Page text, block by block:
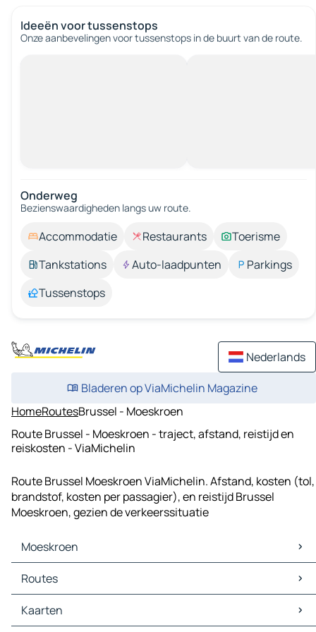
Ideeën voor tussenstops
Onze aanbevelingen voor tussenstops in de buurt van de route.
Onderweg
Bezienswaardigheden langs uw route.
Accommodatie Restaurants
Toerisme
Tankstations
Auto-laadpunten
Parkings
Tussenstops
Nederlands
Bladeren op ViaMichelin Magazine
HomeRoutesBrussel - Moeskroen
Route Brussel - Moeskroen - traject, afstand, reistijd en
reiskosten - ViaMichelin
Route Brussel Moeskroen ViaMichelin. Afstand, kosten (tol,
brandstof, kosten per passagier), en reistijd Brussel
Moeskroen, gezien de verkeerssituatie
Moeskroen
Moeskroen Kaarten
Moeskroen Verkeer
Moeskroen Hotels
Moeskroen Restaurants
Routes
Routes Moeskroen - Rijsel
Routes Moeskroen - Kortrijk
Kaarten